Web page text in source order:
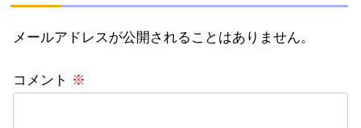
メールアドレスが公開されることはありません。
コメント ※